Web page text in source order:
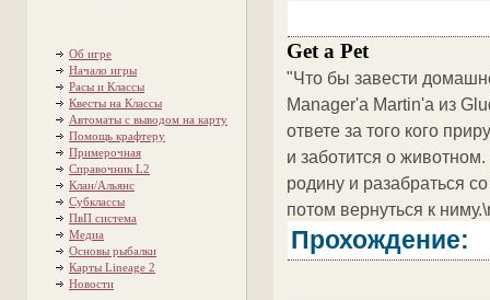
Об игре
Начало игры
Расы и Классы
Квесты на Классы
Автоматы с выводом на карту
Помощь крафтеру
Примерочная
Справочник L2
Клан/Альянс
Субклассы
ПвП система
Медиа
Основы рыбалки
Карты Lineage 2
Новости
Get a Pet
"Что бы завести
Manager'a Martin'a из
ответе за того кого
и заботится о
родину и разабраться
потом вернуться к
Прохождение: